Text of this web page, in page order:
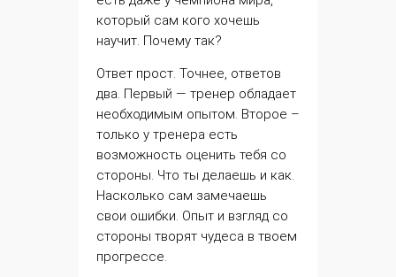
который сам кого хочешь
научит. Почему так?
Ответ прост. Точнее, ответов
два. Первый — тренер обладает
необходимым опытом. Второе –
только у тренера есть
возможность оценить тебя со
стороны. Что ты делаешь и как.
Насколько сам замечаешь
свои ошибки. Опыт и взгляд со
стороны творят чудеса в твоем
прогрессе.